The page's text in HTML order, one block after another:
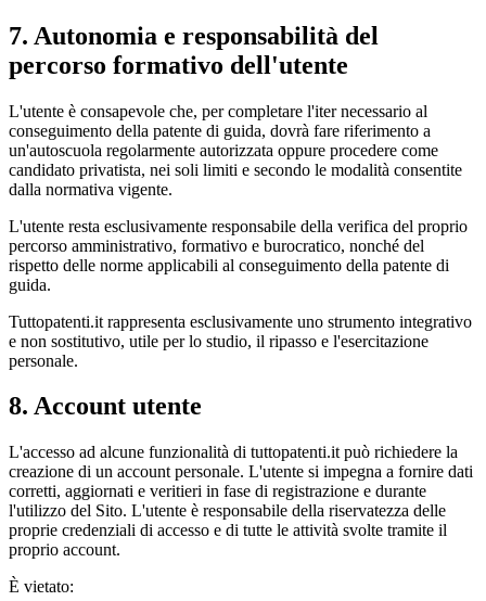
7. Autonomia e responsabilità del
percorso formativo dell'utente
L'utente è consapevole che, per completare l'iter necessario al
conseguimento della patente di guida, dovrà fare riferimento a
un'autoscuola regolarmente autorizzata oppure procedere come
candidato privatista, nei soli limiti e secondo le modalità consentite
dalla normativa vigente.
L'utente resta esclusivamente responsabile della verifica del proprio
percorso amministrativo, formativo e burocratico, nonché del
rispetto delle norme applicabili al conseguimento della patente di
guida.
Tuttopatenti.it rappresenta esclusivamente uno strumento integrativo
e non sostitutivo, utile per lo studio, il ripasso e l'esercitazione
personale.
8. Account utente
L'accesso ad alcune funzionalità di tuttopatenti.it può richiedere la
creazione di un account personale. L'utente si impegna a fornire dati
corretti, aggiornati e veritieri in fase di registrazione e durante
l'utilizzo del Sito. L'utente è responsabile della riservatezza delle
proprie credenziali di accesso e di tutte le attività svolte tramite il
proprio account.
È vietato: